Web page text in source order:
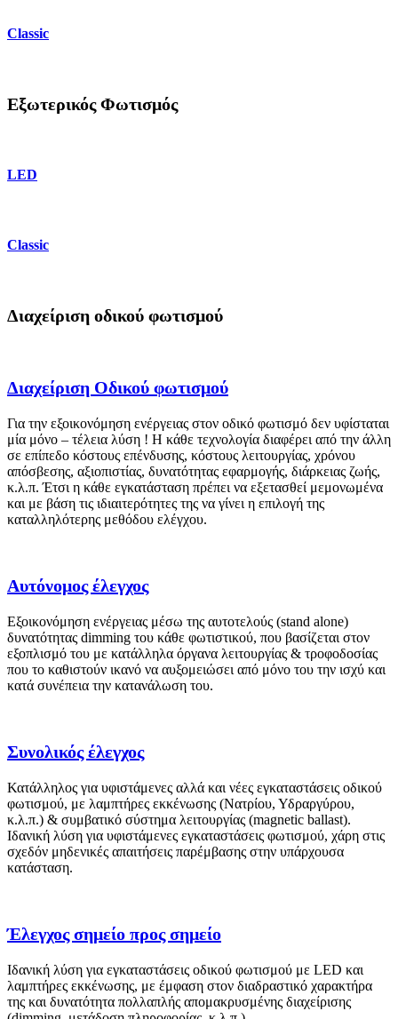
Classic
Εξωτερικός Φωτισμός
LED
Classic
Διαχείριση οδικού φωτισμού
Διαχείριση Οδικού φωτισμού
Για την εξοικονόμηση ενέργειας στον οδικό φωτισμό δεν υφίσταται
μία μόνο – τέλεια λύση ! Η κάθε τεχνολογία διαφέρει από την άλλη
σε επίπεδο κόστους επένδυσης, κόστους λειτουργίας, χρόνου
απόσβεσης, αξιοπιστίας, δυνατότητας εφαρμογής, διάρκειας ζωής,
κ.λ.π. Έτσι η κάθε εγκατάσταση πρέπει να εξετασθεί μεμονωμένα
και με βάση τις ιδιαιτερότητες της να γίνει η επιλογή της
καταλληλότερης μεθόδου ελέγχου.
Αυτόνομος έλεγχος
Εξοικονόμηση ενέργειας μέσω της αυτοτελούς (stand alone)
δυνατότητας dimming του κάθε φωτιστικού, που βασίζεται στον
εξοπλισμό του με κατάλληλα όργανα λειτουργίας & τροφοδοσίας
που το καθιστούν ικανό να αυξομειώσει από μόνο του την ισχύ και
κατά συνέπεια την κατανάλωση του.
Συνολικός έλεγχος
Κατάλληλος για υφιστάμενες αλλά και νέες εγκαταστάσεις οδικού
φωτισμού, με λαμπτήρες εκκένωσης (Νατρίου, Υδραργύρου,
κ.λ.π.) & συμβατικό σύστημα λειτουργίας (magnetic ballast).
Ιδανική λύση για υφιστάμενες εγκαταστάσεις φωτισμού, χάρη στις
σχεδόν μηδενικές απαιτήσεις παρέμβασης στην υπάρχουσα
κατάσταση.
Έλεγχος σημείο προς σημείο
Ιδανική λύση για εγκαταστάσεις οδικού φωτισμού με LED και
λαμπτήρες εκκένωσης, με έμφαση στον διαδραστικό χαρακτήρα
της και δυνατότητα πολλαπλής απομακρυσμένης διαχείρισης